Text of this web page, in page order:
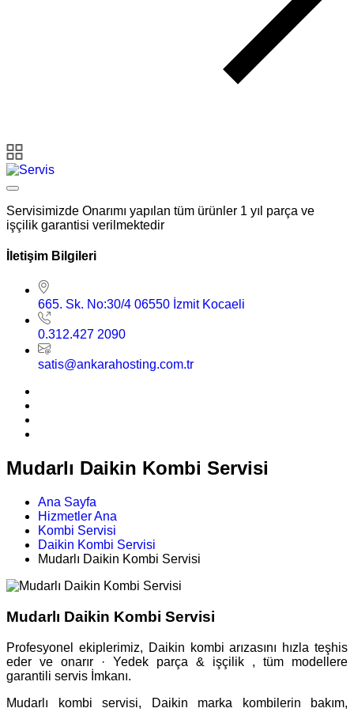
Servisimizde Onarımı yapılan tüm ürünler 1 yıl parça ve
işçilik garantisi verilmektedir
İletişim Bilgileri
665. Sk. No:30/4 06550 İzmit Kocaeli
0.312.427 2090
satis@ankarahosting.com.tr
Mudarlı Daikin Kombi Servisi
Ana Sayfa
Hizmetler Ana
Kombi Servisi
Daikin Kombi Servisi
Mudarlı Daikin Kombi Servisi
Mudarlı Daikin Kombi Servisi
Profesyonel ekiplerimiz, Daikin kombi arızasını hızla teşhis
eder ve onarır · Yedek parça & işçilik , tüm modellere
garantili servis İmkanı.
Mudarlı kombi servisi, Daikin marka kombilerin bakım,